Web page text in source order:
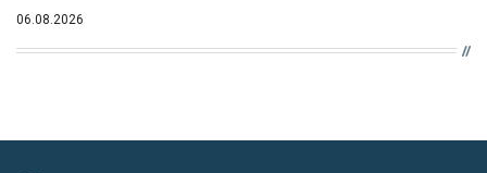
06.08.2026